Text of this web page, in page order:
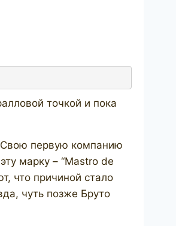
точкой и пока
Свою первую компанию
марку – “Mastro de
что причиной стало
чуть позже Бруто